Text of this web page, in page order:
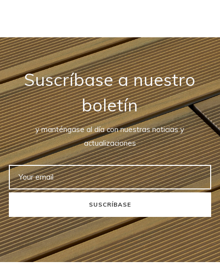
Suscríbase a nuestro
boletín
y manténgase al día con nuestras noticias y
actualizaciones
SUSCRÍBASE